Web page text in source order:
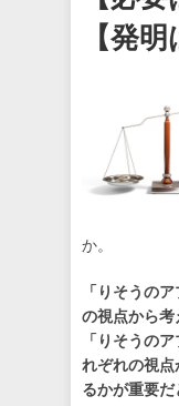
【発
か。
「りそうの
の視点から考
「りそうの
れぞれの視
るかが重要だ